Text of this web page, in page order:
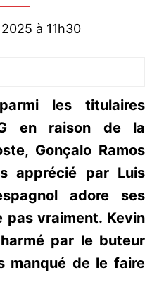
à 11h30
les titulaires
en raison de la
Gonçalo Ramos
apprécié par Luis
adore ses
vraiment. Kevin
par le buteur
manqué de le faire